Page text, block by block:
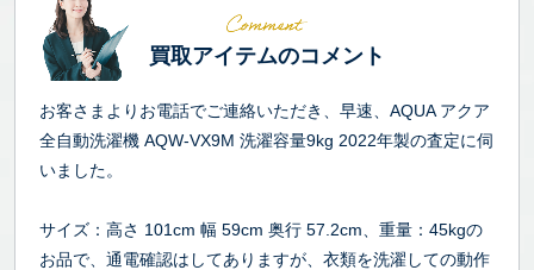
買取アイテムのコメント
お客さまよりお電話でご連絡いただき、早速、AQUA アクア
全自動洗濯機 AQW-VX9M 洗濯容量9kg 2022年製の査定に伺
いました。
サイズ：高さ 101cm 幅 59cm 奥行 57.2cm、重量：45kgの
お品で、通電確認はしてありますが、衣類を洗濯しての動作